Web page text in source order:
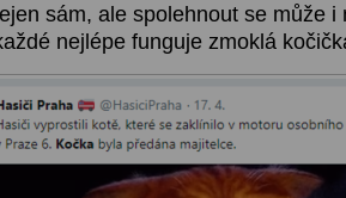
sám, ale spolehnout se může i
nejlépe funguje zmoklá